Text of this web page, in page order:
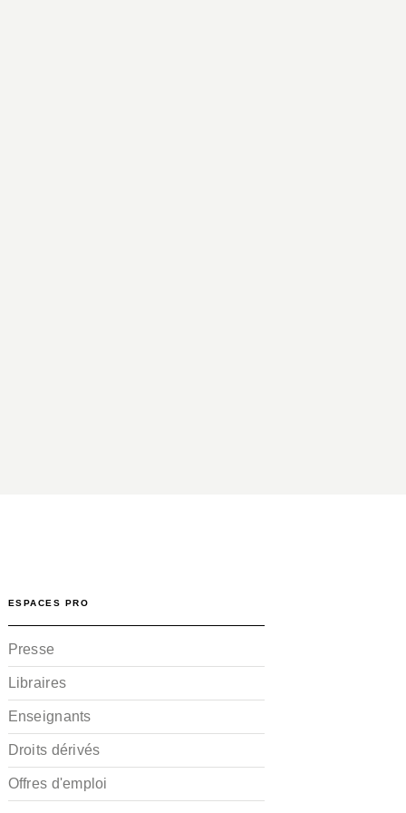
ESPACES PRO
Presse
Libraires
Enseignants
Droits dérivés
Offres d'emploi